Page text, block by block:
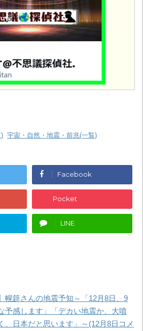
宇宙・自然・地震・前兆(一覧)
Facebook
Pocket
LINE
幌筵さんの地震予知～「12月8日、9
予感します」「デカい地震か、大噴
、日本だと思います」～(12月8日コメ